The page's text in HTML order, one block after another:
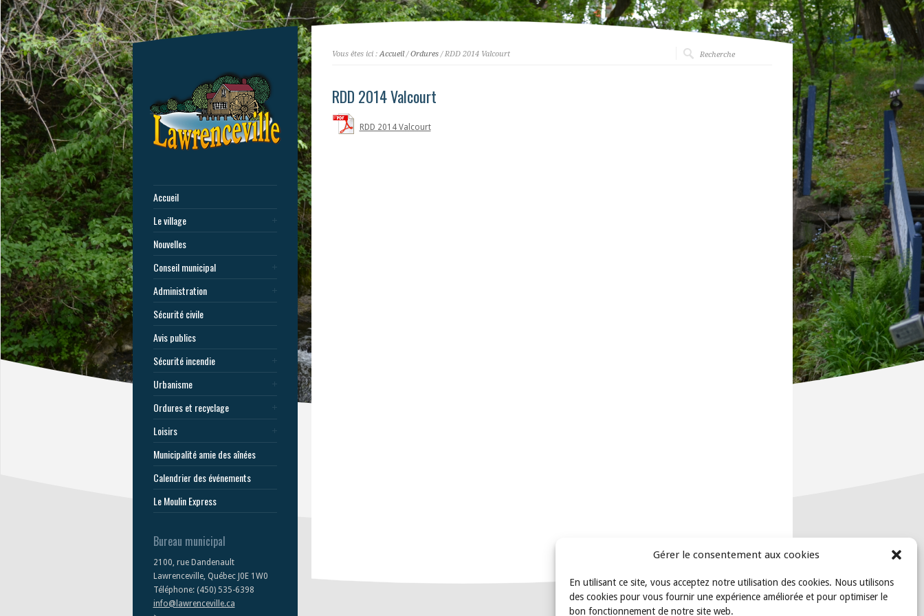
Gérer le consentement aux cookies
En utilisant ce site, vous acceptez notre utilisation des cookies. Nous utilisons
des cookies pour vous fournir une expérience améliorée et pour optimiser le
bon fonctionnement de notre site web.
Accueil
Le village
Nouvelles
Conseil municipal
Administration
Sécurité civile
Avis publics
Sécurité incendie
Urbanisme
Ordures et recyclage
Loisirs
Municipalité amie des aînées
Calendrier des événements
Le Moulin Express
Bureau municipal
2100, rue Dandenault
Lawrenceville, Québec J0E 1W0
Téléphone: (450) 535-6398
info@lawrenceville.ca
Vous êtes ici :Accueil/Ordures/ RDD 2014 Valcourt
RDD 2014 Valcourt
RDD 2014 Valcourt